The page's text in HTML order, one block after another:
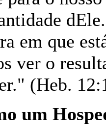
em que
ver o
(Heb.
um